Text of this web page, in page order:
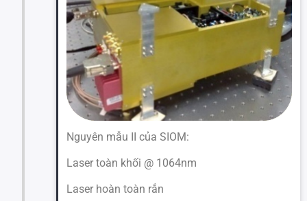
Nguyên mẫu II của SIOM:
Laser toàn khối @ 1064nm
Laser hoàn toàn rắn